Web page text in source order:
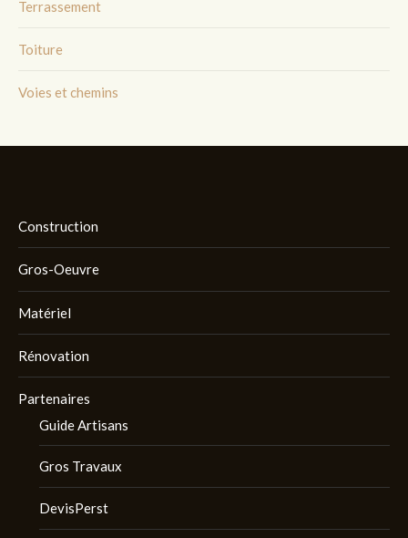
Terrassement
Toiture
Voies et chemins
Construction
Gros-Oeuvre
Matériel
Rénovation
Partenaires
Guide Artisans
Gros Travaux
DevisPerst